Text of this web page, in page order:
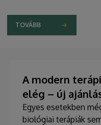
TOVÁBB
A modern
elég – új
kezelésében
Egyes esetekben
biológiai terápiák